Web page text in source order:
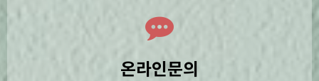
온라인문의